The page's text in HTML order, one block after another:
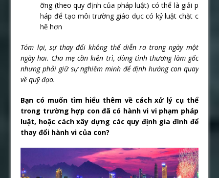
ỡng (theo quy định của pháp luật) có thể là giải p
háp để tạo môi trường giáo dục có kỷ luật chặt c
hẽ hơn
Tóm lại, sự thay đổi không thể diễn ra trong ngày một
ngày hai. Cha mẹ cần kiên trì, dùng tình thương làm gốc
nhưng phải giữ sự nghiêm minh để định hướng con quay
về quỹ đạo.
Bạn có muốn tìm hiểu thêm về cách xử lý cụ thể
trong trường hợp con đã có hành vi vi phạm pháp
luật, hoặc cách xây dựng các quy định gia đình để
thay đổi hành vi của con?